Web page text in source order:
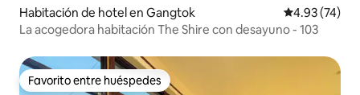
Habitación de hotel en Gangtok Calificación
4.93 (74)
La acogedora habitación The Shire con desayuno - 103
Favorito entre huéspedes
Favorito entre huéspedes